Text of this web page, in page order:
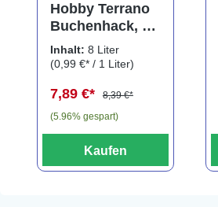
Hobby Terrano
Buchenhack, 8
Liter
Inhalt: 8 Liter
(0,99 €* / 1 Liter)
7,89 €*
8,39 €*
(5.96% gespart)
Kaufen